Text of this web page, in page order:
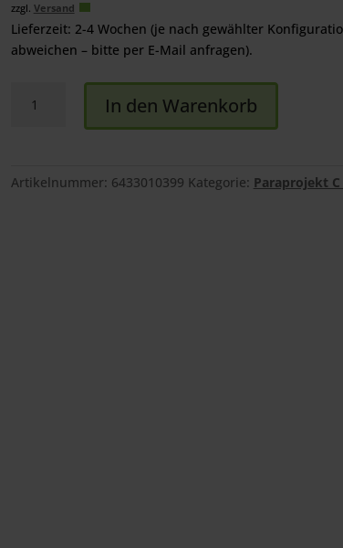
1.309,00 €
zzgl. Versand
Lieferzeit: 2-4 Wochen (je nach gewählter
abweichen – bitte per E-Mail anfragen).
Case
-
In den Warenkorb
Artikelnummer: 6433010399 Kategorie: Paraprojekt